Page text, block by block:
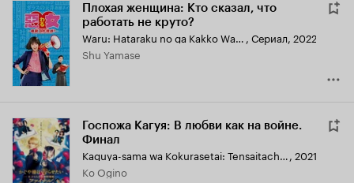
Плохая женщина: Кто сказал, что
работать не круто?
Waru: Hataraku no ga Kakko Warui Nante Dare ga Itta? , Сериал, 2022
Shu Yamase
Госпожа Кагуя: В любви как на войне.
Финал
Kaguya-sama wa Kokurasetai: Tensaitachi no Renai Zunosen Final, 2021
Ko Ogino